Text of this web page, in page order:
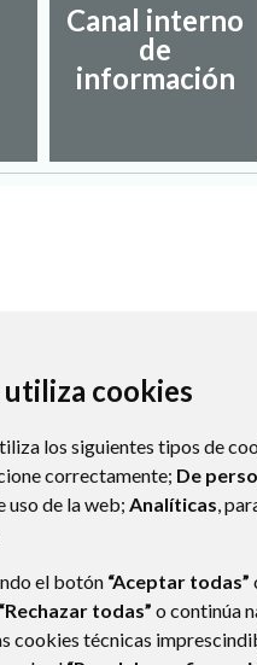
cookies
los siguientes tipos de
correctamente; De
uso de la web; Analíticas,
el botón “Aceptar todas”
“Rechazar todas” o continúa
cookies técnicas
Canal interno
de
información